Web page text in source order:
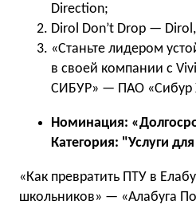
Direction;
Dirol Don’t Drop —
«Станьте лидером
в своей компании с
СИБУР» — ПАО «Сибур
Номинация:
Категория: "Услуги
«Как превратить ПТУ в
школьников» — «Алабуга